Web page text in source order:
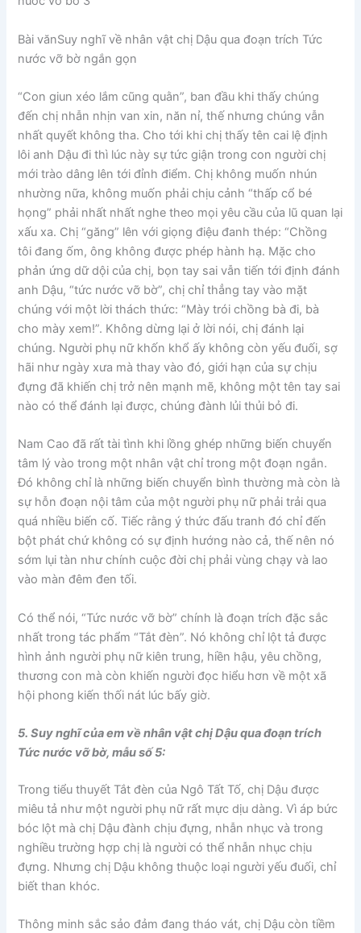
Bài vănSuy nghĩ về nhân vật chị Dậu qua đoạn trích Tức
nước vỡ bờ ngắn gọn
“Con giun xéo lắm cũng quằn”, ban đầu khi thấy chúng
đến chị nhẫn nhịn van xin, năn nỉ, thế nhưng chúng vẫn
nhất quyết không tha. Cho tới khi chị thấy tên cai lệ định
lôi anh Dậu đi thì lúc này sự tức giận trong con người chị
mới trào dâng lên tới đỉnh điểm. Chị không muốn nhún
nhường nữa, không muốn phải chịu cảnh “thấp cổ bé
họng” phải nhất nhất nghe theo mọi yêu cầu của lũ quan lại
xấu xa. Chị “găng” lên với giọng điệu đanh thép: “Chồng
tôi đang ốm, ông không được phép hành hạ. Mặc cho
phản ứng dữ dội của chị, bọn tay sai vẫn tiến tới định đánh
anh Dậu, “tức nước vỡ bờ”, chị chỉ thẳng tay vào mặt
chúng với một lời thách thức: “Mày trói chồng bà đi, bà
cho mày xem!”. Không dừng lại ở lời nói, chị đánh lại
chúng. Người phụ nữ khốn khổ ấy không còn yếu đuối, sợ
hãi như ngày xưa mà thay vào đó, giới hạn của sự chịu
đựng đã khiến chị trở nên mạnh mẽ, không một tên tay sai
nào có thể đánh lại được, chúng đành lủi thủi bỏ đi.
Nam Cao đã rất tài tình khi lồng ghép những biến chuyển
tâm lý vào trong một nhân vật chỉ trong một đoạn ngắn.
Đó không chỉ là những biến chuyển bình thường mà còn là
sự hỗn đoạn nội tâm của một người phụ nữ phải trải qua
quá nhiều biến cố. Tiếc rằng ý thức đấu tranh đó chỉ đến
bột phát chứ không có sự định hướng nào cả, thế nên nó
sớm lụi tàn như chính cuộc đời chị phải vùng chạy và lao
vào màn đêm đen tối.
Có thể nói, “Tức nước vỡ bờ” chính là đoạn trích đặc sắc
nhất trong tác phẩm “Tắt đèn”. Nó không chỉ lột tả được
hình ảnh người phụ nữ kiên trung, hiền hậu, yêu chồng,
thương con mà còn khiến người đọc hiểu hơn về một xã
hội phong kiến thối nát lúc bấy giờ.
5. Suy nghĩ của em về nhân vật chị Dậu qua đoạn trích
Tức nước vỡ bờ, mẫu số 5:
Trong tiểu thuyết Tắt đèn của Ngô Tất Tố, chị Dậu được
miêu tả như một người phụ nữ rất mực dịu dàng. Vì áp bức
bóc lột mà chị Dậu đành chịu đựng, nhẫn nhục và trong
nghiều trường hợp chị là người có thể nhẫn nhục chịu
đựng. Nhưng chị Dậu không thuộc loại người yếu đuối, chỉ
biết than khóc.
Thông minh sắc sảo đảm đang tháo vát, chị Dậu còn tiềm